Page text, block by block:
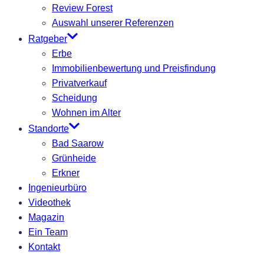
Review Forest
Auswahl unserer Referenzen
Ratgeber
Erbe
Immobilienbewertung und Preisfindung
Privatverkauf
Scheidung
Wohnen im Alter
Standorte
Bad Saarow
Grünheide
Erkner
Ingenieurbüro
Videothek
Magazin
Ein Team
Kontakt